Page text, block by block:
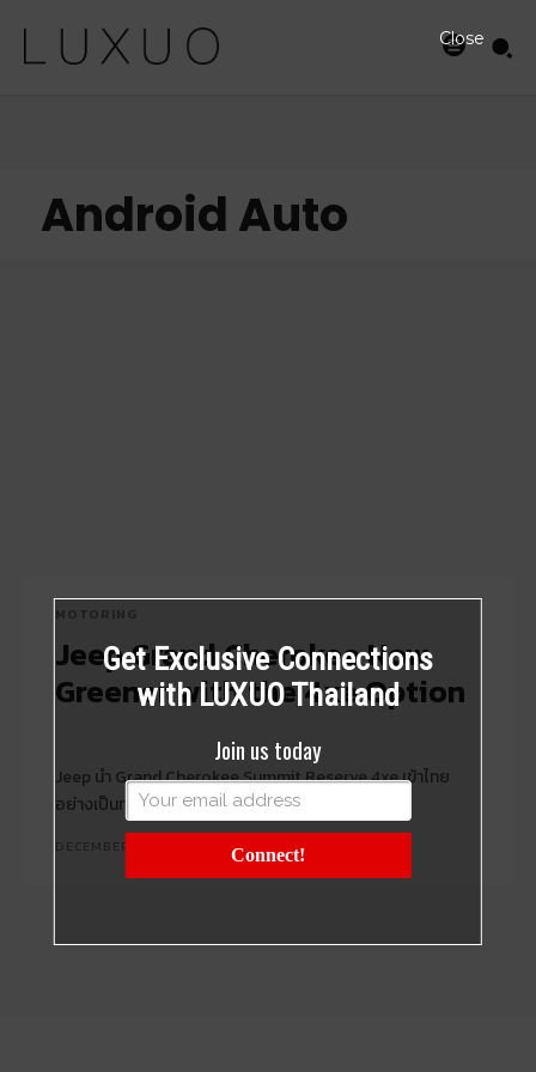
Android Auto
Jeep Grand Cherokee Now
Greener with the 4xe Option
Jeep นำ Grand Cherokee Summit Reserve 4xe เข้าไทย
อย่างเป็นทางการ
Get Exclusive Connections
with LUXUO Thailand
Join us today
Connect!
Close